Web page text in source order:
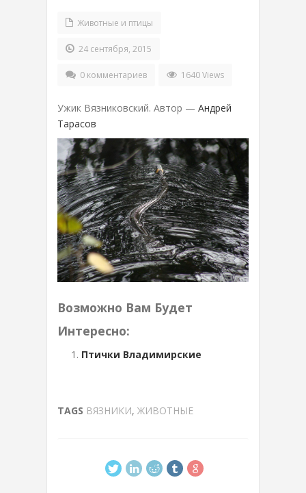
Животные и птицы
24 сентября, 2015
0 комментариев 1640 Views
Ужик Вязниковский. Автор — Андрей
Тарасов
Возможно Вам Будет
Интересно:
Птички Владимирские
TAGS ВЯЗНИКИ, ЖИВОТНЫЕ